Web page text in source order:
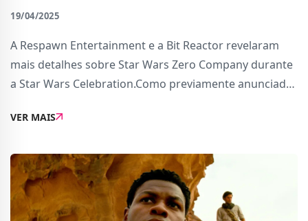
19/04/2025
A Respawn Entertainment e a Bit Reactor revelaram
mais detalhes sobre Star Wars Zero Company durante
a Star Wars Celebration.Como previamente anunciado,
versões confirmadas para PC, PS5 e Xbox Ser
VER MAIS